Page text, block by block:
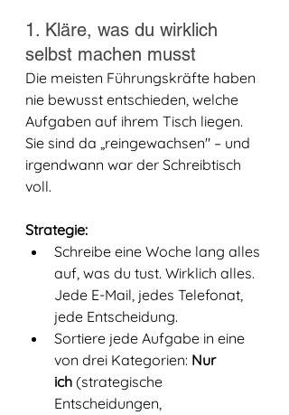
1. Kläre, was du wirklich
selbst machen musst
Die meisten Führungskräfte haben
nie bewusst entschieden, welche
Aufgaben auf ihrem Tisch liegen.
Sie sind da „reingewachsen" – und
irgendwann war der Schreibtisch
voll.
Strategie:
Schreibe eine Woche lang alles
auf, was du tust. Wirklich alles.
Jede E-Mail, jedes Telefonat,
jede Entscheidung.
Sortiere jede Aufgabe in eine
von drei Kategorien: Nur
ich (strategische
Entscheidungen,